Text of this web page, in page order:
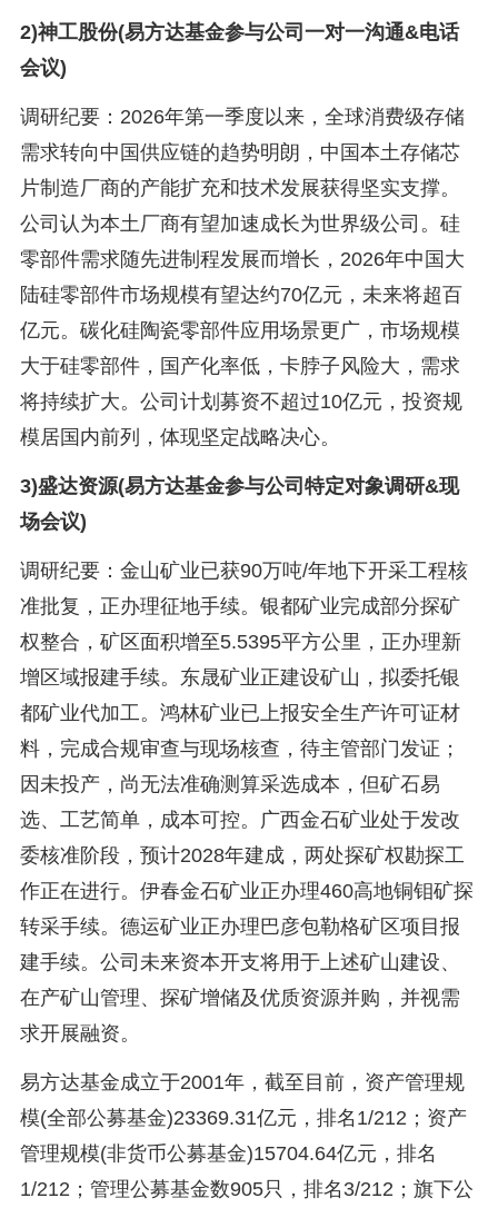
2)神工股份(易方达基金参与公司一对一沟通&电话
会议)
调研纪要：2026年第一季度以来，全球消费级存储
需求转向中国供应链的趋势明朗，中国本土存储芯
片制造厂商的产能扩充和技术发展获得坚实支撑。
公司认为本土厂商有望加速成长为世界级公司。硅
零部件需求随先进制程发展而增长，2026年中国大
陆硅零部件市场规模有望达约70亿元，未来将超百
亿元。碳化硅陶瓷零部件应用场景更广，市场规模
大于硅零部件，国产化率低，卡脖子风险大，需求
将持续扩大。公司计划募资不超过10亿元，投资规
模居国内前列，体现坚定战略决心。
3)盛达资源(易方达基金参与公司特定对象调研&现
场会议)
调研纪要：金山矿业已获90万吨/年地下开采工程核
准批复，正办理征地手续。银都矿业完成部分探矿
权整合，矿区面积增至5.5395平方公里，正办理新
增区域报建手续。东晟矿业正建设矿山，拟委托银
都矿业代加工。鸿林矿业已上报安全生产许可证材
料，完成合规审查与现场核查，待主管部门发证；
因未投产，尚无法准确测算采选成本，但矿石易
选、工艺简单，成本可控。广西金石矿业处于发改
委核准阶段，预计2028年建成，两处探矿权勘探工
作正在进行。伊春金石矿业正办理460高地铜钼矿探
转采手续。德运矿业正办理巴彦包勒格矿区项目报
建手续。公司未来资本开支将用于上述矿山建设、
在产矿山管理、探矿增储及优质资源并购，并视需
求开展融资。
易方达基金成立于2001年，截至目前，资产管理规
模(全部公募基金)23369.31亿元，排名1/212；资产
管理规模(非货币公募基金)15704.64亿元，排名
1/212；管理公募基金数905只，排名3/212；旗下公